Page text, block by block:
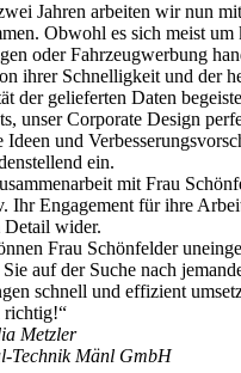
Jahren arbeiten wir nun
Obwohl es sich meist
oder Fahrzeugwerbung
ihrer Schnelligkeit und der
der gelieferten Daten
unser Corporate Design
Ideen und
ein.
mit Frau
Ihr Engagement für ihre
Detail wider.
Frau Schönfelder
auf der Suche nach
schnell und effizient
richtig!“
Metzler
Technik Mänl GmbH